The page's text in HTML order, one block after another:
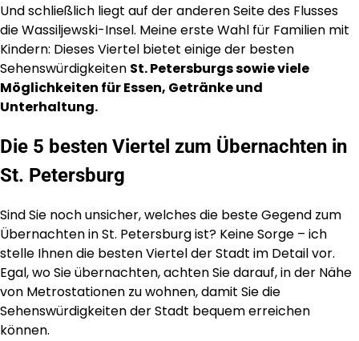
Und schließlich liegt auf der anderen Seite des Flusses
die Wassiljewski-Insel. Meine erste Wahl für Familien mit
Kindern: Dieses Viertel bietet einige der besten
Sehenswürdigkeiten St. Petersburgs sowie viele
Möglichkeiten für Essen, Getränke und
Unterhaltung.
Die 5 besten Viertel zum Übernachten in
St. Petersburg
Sind Sie noch unsicher, welches die beste Gegend zum
Übernachten in St. Petersburg ist? Keine Sorge – ich
stelle Ihnen die besten Viertel der Stadt im Detail vor.
Egal, wo Sie übernachten, achten Sie darauf, in der Nähe
von Metrostationen zu wohnen, damit Sie die
Sehenswürdigkeiten der Stadt bequem erreichen
können.